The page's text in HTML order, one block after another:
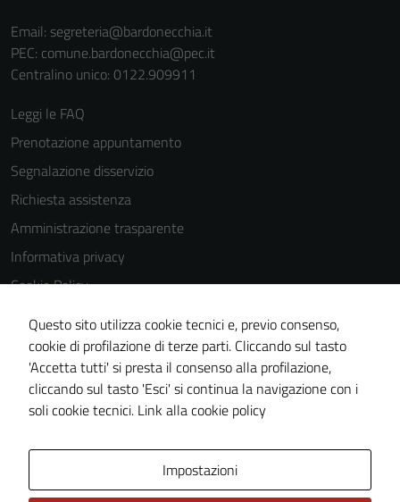
Email: segreteria@bardonecchia.it
PEC: comune.bardonecchia@pec.it
Centralino unico: 0122.909911
Leggi le FAQ
Prenotazione appuntamento
Segnalazione disservizio
Richiesta assistenza
Amministrazione trasparente
Informativa privacy
Cookie Policy
Note legali
Dichiarazione di accessibilità
Segnalazioni di inaccessibilità
Piano di miglioramento del sito
Questo sito utilizza cookie tecnici e, previo consenso,
cookie di profilazione di terze parti. Cliccando sul tasto
'Accetta tutti' si presta il consenso alla profilazione,
cliccando sul tasto 'Esci' si continua la navigazione con i
soli cookie tecnici. Link alla cookie policy
Impostazioni
cookies può
navigazione e
la fruizione
delle
funzionalità
del sito.